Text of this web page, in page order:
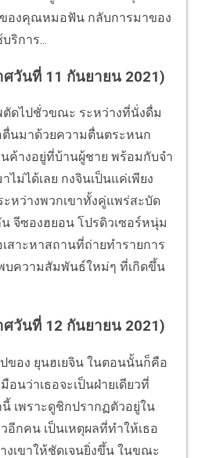
องคุณหมอฟัน กลับการมาของ
ริการ...
ศวันที่ 11 กันยายน 2021)
ดไปชั่วขณะ ระหว่างที่นั่งดื่ม
ตื่นมาด้วยความตื่นตระหนก
นค้างอยู่ที่บ้านผู้ชาย พร้อมกับจำ
ม่ได้เลย กงจินเป็นแค่เพียง
ะหว่างพวกเขาทั้งคู่แพร่สะบัด
จีซองฮยอน โปรดิวเซอร์หนุ่ม
สาะหาสถานที่ถ่ายทำรายการ
บความสัมพันธ์ใหม่ๆ ที่เกิดขึ้น
ศวันที่ 12 กันยายน 2021)
ของ ยุนฮเยจิน ในตอนนั้นก็คือ
อนว่าเธอจะเป็นฝ่ายเดียวที่
เพราะดูชิกปรากฏตัวอยู่ใน
กคน เป็นเหตุผลที่ทำให้เธอ
งเขาให้ชัดเจนยิ่งขึ้น ในขณะ